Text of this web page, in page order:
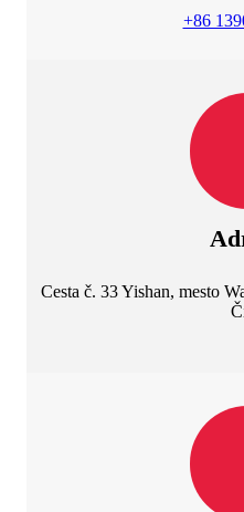
+86
Cesta č. 33 Yishan, mesto